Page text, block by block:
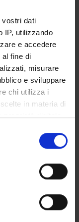
dati
IP, utilizzando
e accedere
fine di
misurare
e sviluppare
chi utilizza i
in materia di
proprietà digitale
in qualsiasi
o facendo clic
posizione
di qualche
scribal
in corpus
formation
LINGUISTICA»